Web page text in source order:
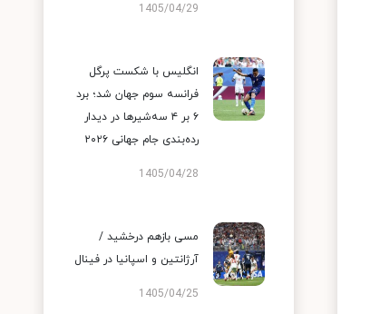
1405/04/29
انگلیس با شکست پرگل
فرانسه سوم جهان شد؛ برد
۶ بر ۴ سه‌شیرها در دیدار
رده‌بندی جام جهانی ۲۰۲۶
1405/04/28
مسی بازهم درخشید /
آرژانتین و اسپانیا در فینال
1405/04/25